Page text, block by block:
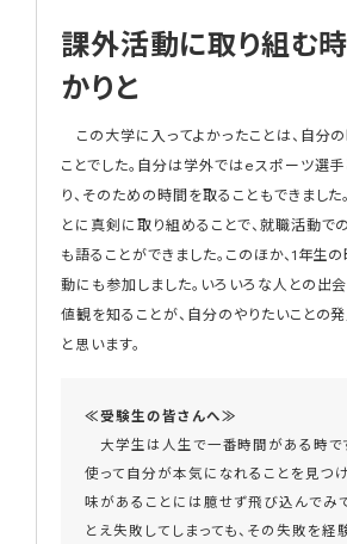
課外活動に取り組む
かりと
この大学に入ってよかったことは、自分
ことでした。自分は学外ではeスポーツ選
り、そのための時間を取ることもできました
とに真剣に取り組めることで、就職活動で
も語ることができました。このほか、1年生
動にも参加しました。いろいろな人との出
値観を知ることが、自分のやりたいことの
と思います。
≪受験生の皆さんへ≫
大学生は人生で一番時間がある時で
使って自分が本気になれることを見つけ
味があることには臆せず飛び込んでみ
とえ失敗してしまっても、その失敗を経